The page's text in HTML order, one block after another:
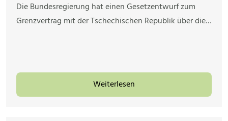
Die Bundesregierung hat einen Gesetzentwurf zum
Grenzvertrag mit der Tschechischen Republik über die…
Weiterlesen